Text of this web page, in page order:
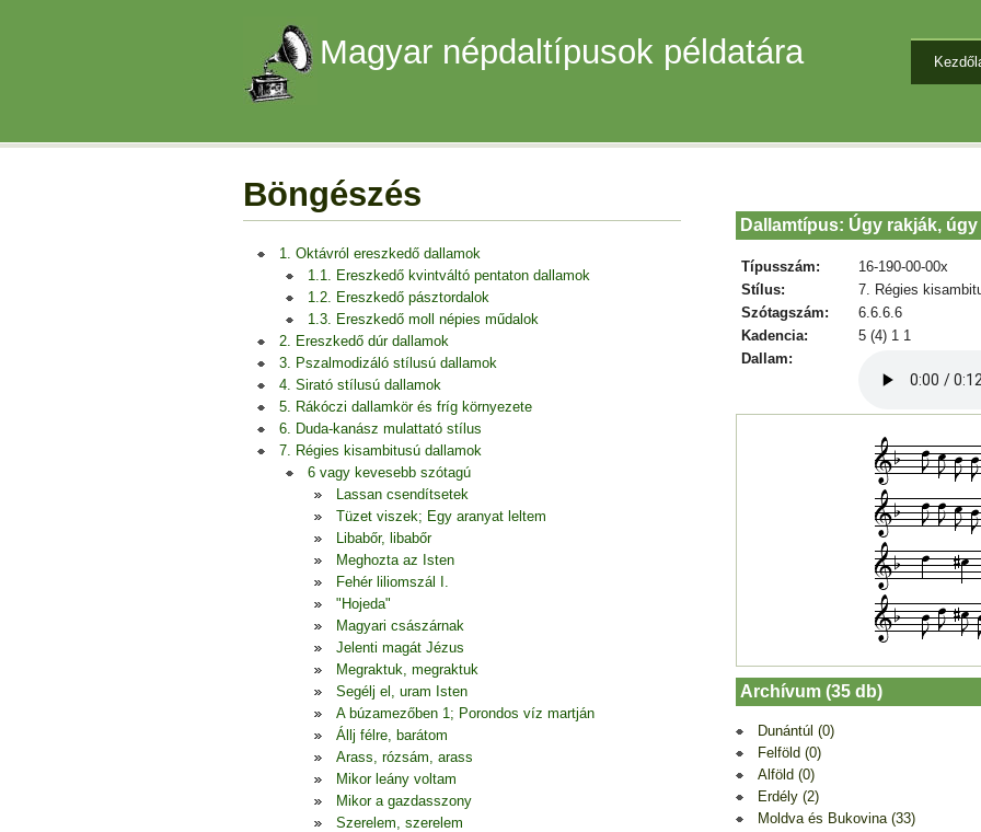
Magyar népdaltípusok példatára
Böngészés
1. Oktávról ereszkedő dallamok
1.1. Ereszkedő kvintváltó pentaton dallamok
1.2. Ereszkedő pásztordalok
1.3. Ereszkedő moll népies műdalok
2. Ereszkedő dúr dallamok
3. Pszalmodizáló stílusú dallamok
4. Sirató stílusú dallamok
5. Rákóczi dallamkör és fríg környezete
6. Duda-kanász mulattató stílus
7. Régies kisambitusú dallamok
6 vagy kevesebb szótagú
Lassan csendítsetek
Tüzet viszek; Egy aranyat leltem
Libabőr, libabőr
Meghozta az Isten
Fehér liliomszál I.
"Hojeda"
Magyari császárnak
Jelenti magát Jézus
Megraktuk, megraktuk
Segélj el, uram Isten
A búzamezőben 1; Porondos víz martján
Állj félre, barátom
Arass, rózsám, arass
Mikor leány voltam
Mikor a gazdasszony
Szerelem, szerelem
Dallamtípus: Úgy rakják,
Típusszám:
16-190-00-00x
Stílus:
7. Régies
Szótagszám:
6.6.6.6
Kadencia:
5 (4) 1 1
Dallam:
Archívum (35 db)
Dunántúl (0)
Felföld (0)
Alföld (0)
Erdély (2)
Moldva és Bukovina (33)